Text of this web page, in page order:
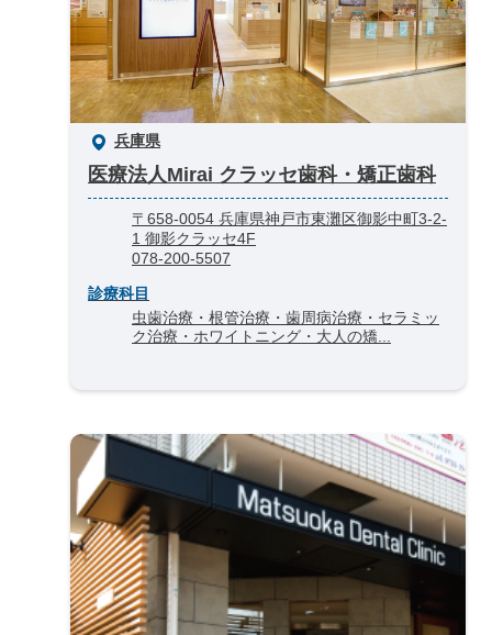
兵庫県
医療法人Mirai クラッセ歯科・矯正歯科
〒658-0054 兵庫県神戸市東灘区御影中町3-2-
1 御影クラッセ4F
078-200-5507
診療科目
虫歯治療・根管治療・歯周病治療・セラミッ
ク治療・ホワイトニング・大人の矯...